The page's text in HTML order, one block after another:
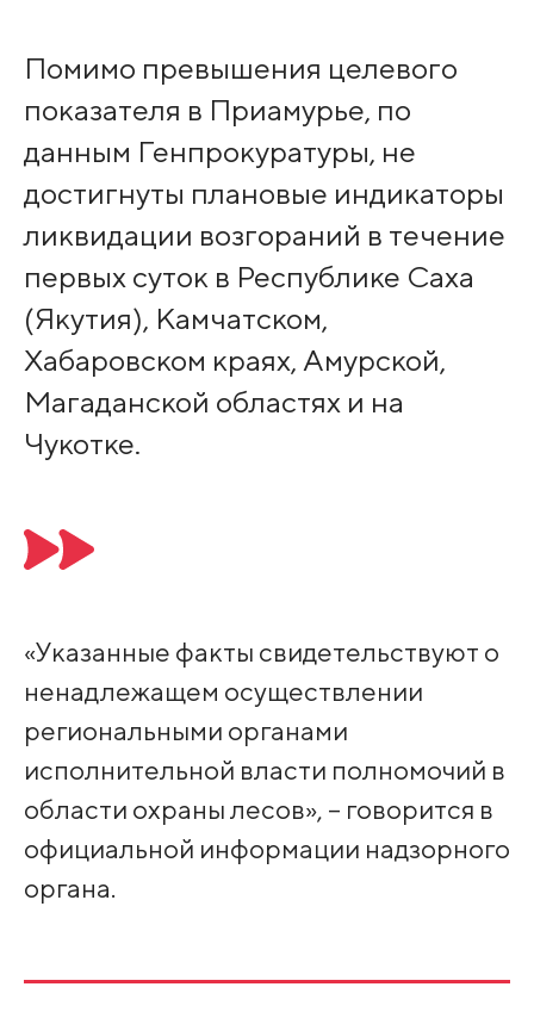
Помимо превышения целевого
показателя в Приамурье, по
данным Генпрокуратуры, не
достигнуты плановые индикаторы
ликвидации возгораний в течение
первых суток в Республике Саха
(Якутия), Камчатском,
Хабаровском краях, Амурской,
Магаданской областях и на
Чукотке.
«Указанные факты свидетельствуют о
ненадлежащем осуществлении
региональными органами
исполнительной власти полномочий в
области охраны лесов», – говорится в
официальной информации надзорного
органа.